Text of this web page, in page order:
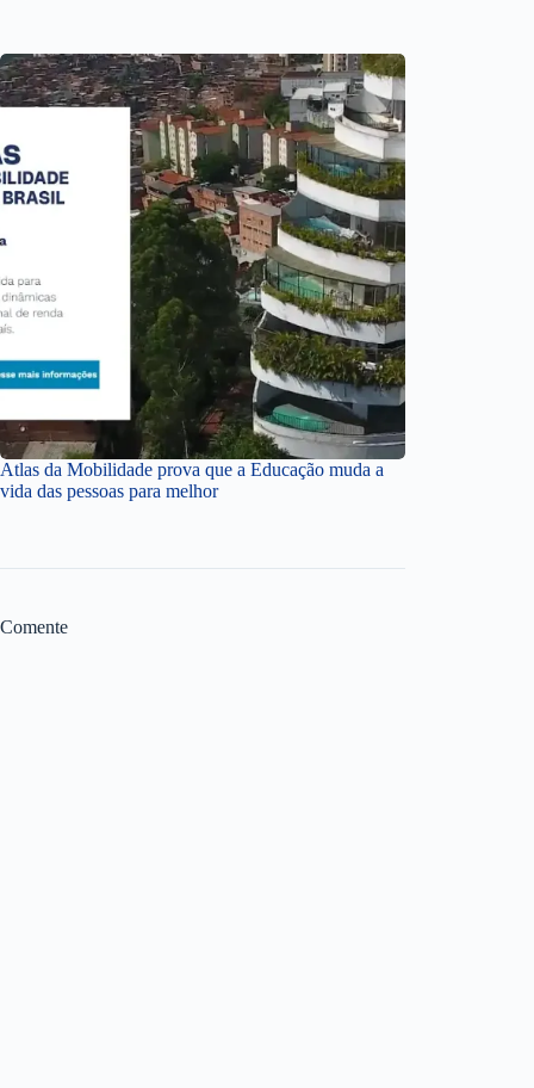
Atlas da Mobilidade prova que a Educação muda a
vida das pessoas para melhor
Comente